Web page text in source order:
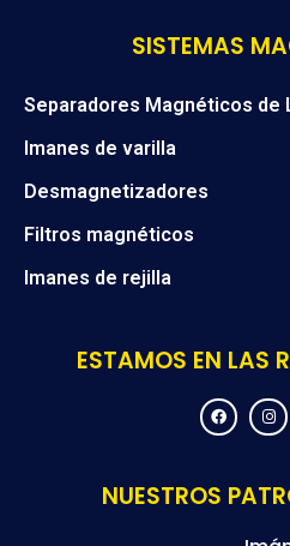
SISTEMAS
Separadores Magnéticos de
Imanes de varilla
Desmagnetizadores
Filtros magnéticos
Imanes de rejilla
ESTAMOS EN LAS
F
a
c
o
o
I
n
s
g
r
NUESTROS